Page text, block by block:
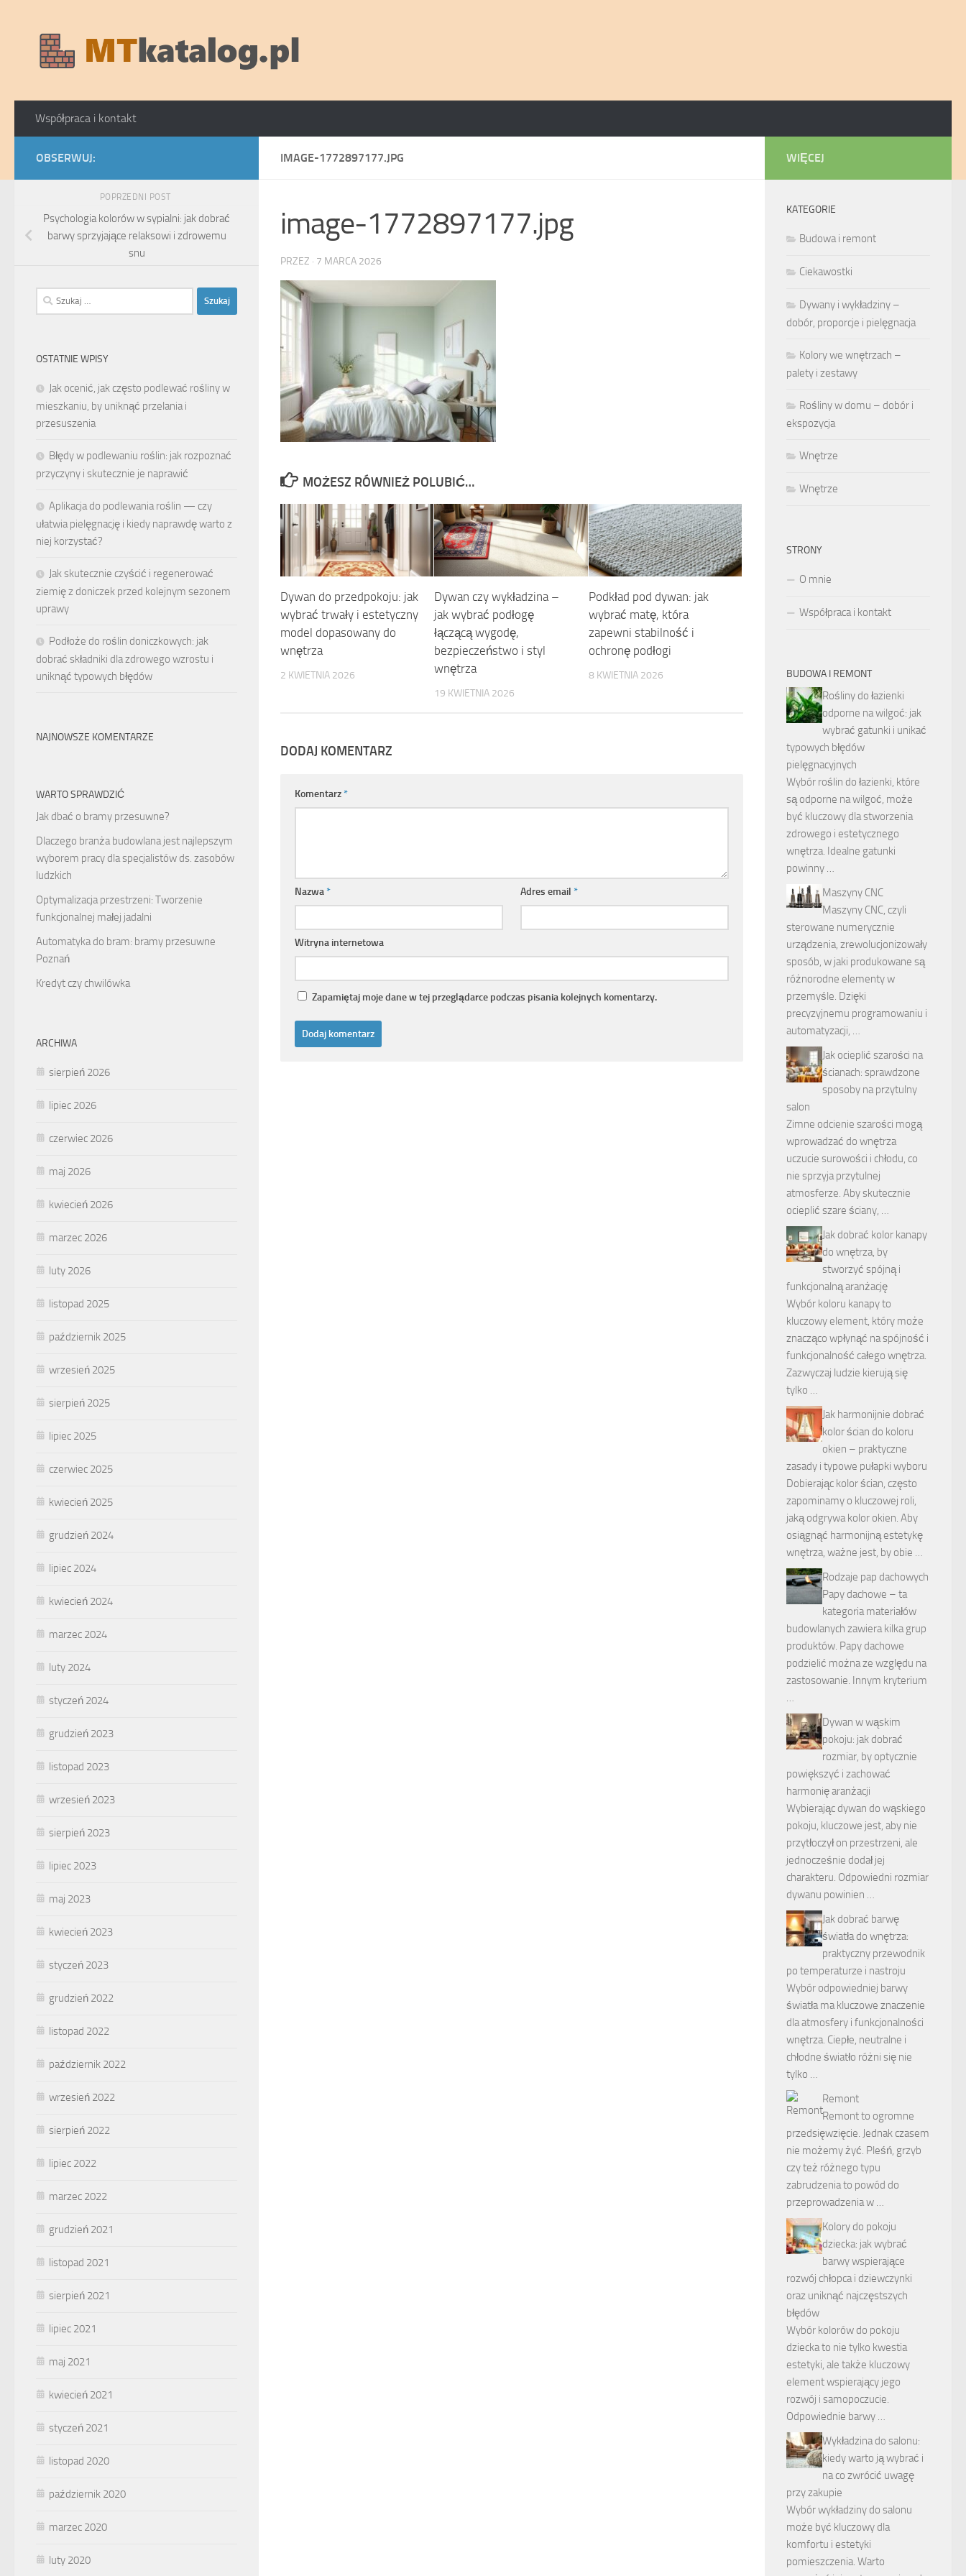
Współpraca i kontakt
IMAGE-1772897177.JPG
image-1772897177.jpg
PRZEZ · 7 MARCA 2026
MOŻESZ RÓWNIEŻ POLUBIĆ…
Dywan do przedpokoju: jak
wybrać trwały i estetyczny
model dopasowany do
wnętrza
2 KWIETNIA 2026
Dywan czy wykładzina –
jak wybrać podłogę
łączącą wygodę,
bezpieczeństwo i styl
wnętrza
19 KWIETNIA 2026
Podkład pod dywan: jak
wybrać matę, która
zapewni stabilność i
ochronę podłogi
8 KWIETNIA 2026
DODAJ KOMENTARZ
Komentarz*
Nazwa* Adres email*
Witryna internetowa
Zapamiętaj moje dane w tej przeglądarce podczas pisania kolejnych komentarzy.
OBSERWUJ:
POPRZEDNI POST
Psychologia kolorów w sypialni: jak dobrać
barwy sprzyjające relaksowi i zdrowemu
snu
Szukaj:
OSTATNIE WPISY
Jak ocenić, jak często podlewać rośliny w
mieszkaniu, by uniknąć przelania i
przesuszenia
Błędy w podlewaniu roślin: jak rozpoznać
przyczyny i skutecznie je naprawić
Aplikacja do podlewania roślin — czy
ułatwia pielęgnację i kiedy naprawdę warto z
niej korzystać?
Jak skutecznie czyścić i regenerować
ziemię z doniczek przed kolejnym sezonem
uprawy
Podłoże do roślin doniczkowych: jak
dobrać składniki dla zdrowego wzrostu i
uniknąć typowych błędów
NAJNOWSZE KOMENTARZE
WARTO SPRAWDZIĆ
Jak dbać o bramy przesuwne?
Dlaczego branża budowlana jest najlepszym
wyborem pracy dla specjalistów ds. zasobów
ludzkich
Optymalizacja przestrzeni: Tworzenie
funkcjonalnej małej jadalni
Automatyka do bram: bramy przesuwne
Poznań
Kredyt czy chwilówka
ARCHIWA
sierpień 2026
lipiec 2026
czerwiec 2026
maj 2026
kwiecień 2026
marzec 2026
luty 2026
listopad 2025
październik 2025
wrzesień 2025
sierpień 2025
lipiec 2025
czerwiec 2025
kwiecień 2025
grudzień 2024
lipiec 2024
kwiecień 2024
marzec 2024
luty 2024
styczeń 2024
grudzień 2023
listopad 2023
wrzesień 2023
sierpień 2023
lipiec 2023
maj 2023
kwiecień 2023
styczeń 2023
grudzień 2022
listopad 2022
październik 2022
wrzesień 2022
sierpień 2022
lipiec 2022
marzec 2022
grudzień 2021
listopad 2021
sierpień 2021
lipiec 2021
maj 2021
kwiecień 2021
styczeń 2021
listopad 2020
październik 2020
marzec 2020
luty 2020
WIĘCEJ
KATEGORIE
Budowa i remont
Ciekawostki
Dywany i wykładziny –
dobór, proporcje i pielęgnacja
Kolory we wnętrzach –
palety i zestawy
Rośliny w domu – dobór i
ekspozycja
Wnętrze
Wnętrze
STRONY
O mnie
Współpraca i kontakt
BUDOWA I REMONT
Rośliny do łazienki
odporne na wilgoć: jak
wybrać gatunki i unikać
typowych błędów
pielęgnacyjnych
Wybór roślin do łazienki, które
są odporne na wilgoć, może
być kluczowy dla stworzenia
zdrowego i estetycznego
wnętrza. Idealne gatunki
powinny …
Maszyny CNC
Maszyny CNC, czyli
sterowane numerycznie
urządzenia, zrewolucjonizowały
sposób, w jaki produkowane są
różnorodne elementy w
przemyśle. Dzięki
precyzyjnemu programowaniu i
automatyzacji, …
Jak ocieplić szarości na
ścianach: sprawdzone
sposoby na przytulny
salon
Zimne odcienie szarości mogą
wprowadzać do wnętrza
uczucie surowości i chłodu, co
nie sprzyja przytulnej
atmosferze. Aby skutecznie
ocieplić szare ściany, …
Jak dobrać kolor kanapy
do wnętrza, by
stworzyć spójną i
funkcjonalną aranżację
Wybór koloru kanapy to
kluczowy element, który może
znacząco wpłynąć na spójność i
funkcjonalność całego wnętrza.
Zazwyczaj ludzie kierują się
tylko …
Jak harmonijnie dobrać
kolor ścian do koloru
okien – praktyczne
zasady i typowe pułapki wyboru
Dobierając kolor ścian, często
zapominamy o kluczowej roli,
jaką odgrywa kolor okien. Aby
osiągnąć harmonijną estetykę
wnętrza, ważne jest, by obie …
Rodzaje pap dachowych
Papy dachowe – ta
kategoria materiałów
budowlanych zawiera kilka grup
produktów. Papy dachowe
podzielić można ze względu na
zastosowanie. Innym kryterium
…
Dywan w wąskim
pokoju: jak dobrać
rozmiar, by optycznie
powiększyć i zachować
harmonię aranżacji
Wybierając dywan do wąskiego
pokoju, kluczowe jest, aby nie
przytłoczył on przestrzeni, ale
jednocześnie dodał jej
charakteru. Odpowiedni rozmiar
dywanu powinien …
Jak dobrać barwę
światła do wnętrza:
praktyczny przewodnik
po temperaturze i nastroju
Wybór odpowiedniej barwy
światła ma kluczowe znaczenie
dla atmosfery i funkcjonalności
wnętrza. Ciepłe, neutralne i
chłodne światło różni się nie
tylko …
Remont
Remont to ogromne
przedsięwzięcie. Jednak czasem
nie możemy żyć. Pleśń, grzyb
czy też różnego typu
zabrudzenia to powód do
przeprowadzenia w …
Kolory do pokoju
dziecka: jak wybrać
barwy wspierające
rozwój chłopca i dziewczynki
oraz uniknąć najczęstszych
błędów
Wybór kolorów do pokoju
dziecka to nie tylko kwestia
estetyki, ale także kluczowy
element wspierający jego
rozwój i samopoczucie.
Odpowiednie barwy …
Wykładzina do salonu:
kiedy warto ją wybrać i
na co zwrócić uwagę
przy zakupie
Wybór wykładziny do salonu
może być kluczowy dla
komfortu i estetyki
pomieszczenia. Warto